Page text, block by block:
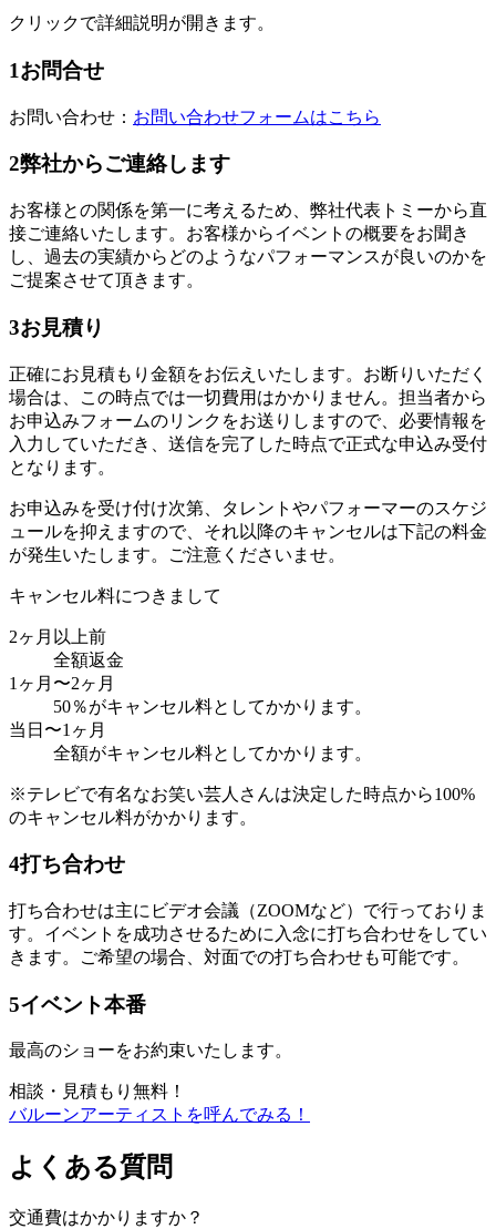
クリックで詳細説明が開きます。
1お問合せ
お問い合わせ： お問い合わせフォームはこちら
2弊社からご連絡します
お客様との関係を第一に考えるため、弊社代表トミーから直
接ご連絡いたします。お客様からイベントの概要をお聞き
し、過去の実績からどのようなパフォーマンスが良いのかを
ご提案させて頂きます。
3お見積り
正確にお見積もり金額をお伝えいたします。お断りいただく
場合は、この時点では一切費用はかかりません。担当者から
お申込みフォームのリンクをお送りしますので、必要情報を
入力していただき、送信を完了した時点で正式な申込み受付
となります。
お申込みを受け付け次第、タレントやパフォーマーのスケジ
ュールを抑えますので、それ以降のキャンセルは下記の料金
が発生いたします。ご注意くださいませ。
キャンセル料につきまして
2ヶ月以上前
全額返金
1ヶ月〜2ヶ月
50％がキャンセル料としてかかります。
当日〜1ヶ月
全額がキャンセル料としてかかります。
※テレビで有名なお笑い芸人さんは決定した時点から100%
のキャンセル料がかかります。
4打ち合わせ
打ち合わせは主にビデオ会議（ZOOMなど）で行っておりま
す。イベントを成功させるために入念に打ち合わせをしてい
きます。ご希望の場合、対面での打ち合わせも可能です。
5イベント本番
最高のショーをお約束いたします。
相談・見積もり無料！
バルーンアーティストを呼んでみる！
よくある質問
交通費はかかりますか？